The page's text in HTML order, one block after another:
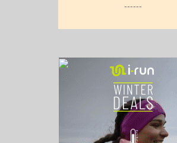
------